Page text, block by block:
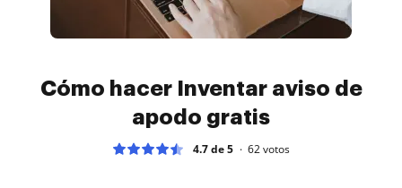
Cómo hacer Inventar aviso de
apodo gratis
4.7 de 5 62votos